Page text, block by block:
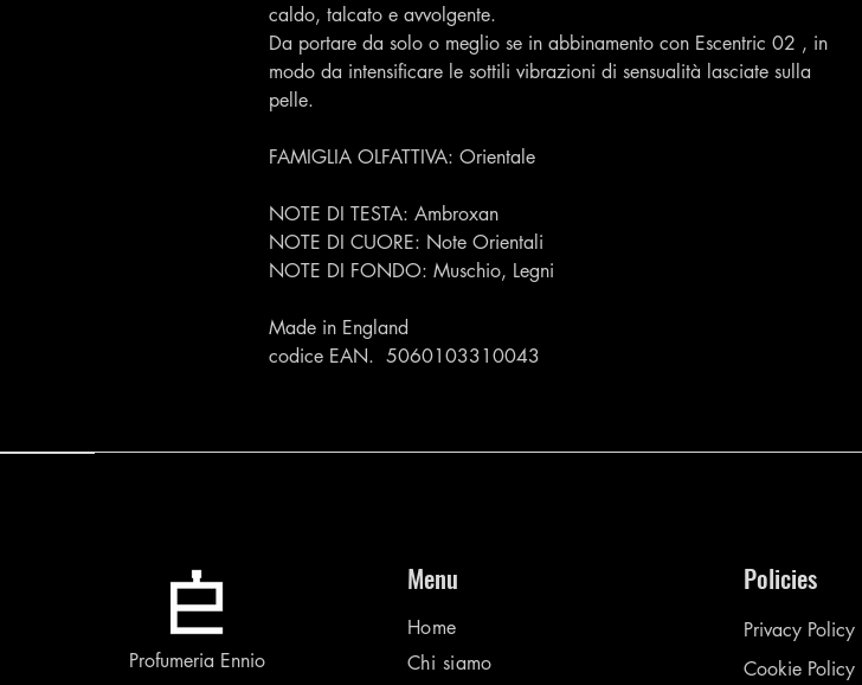
caldo, talcato e avvolgente.
Da portare da solo o meglio se in abbinamento con Escentric 02 , in
modo da intensificare le sottili vibrazioni di sensualità lasciate sulla
pelle.
FAMIGLIA OLFATTIVA: Orientale
NOTE DI TESTA: Ambroxan
NOTE DI CUORE: Note Orientali
NOTE DI FONDO: Muschio, Legni
Made in England
codice EAN. 5060103310043
Profumeria Ennio
Menu
Home
Chi siamo
Policies
Privacy Policy
Cookie Policy